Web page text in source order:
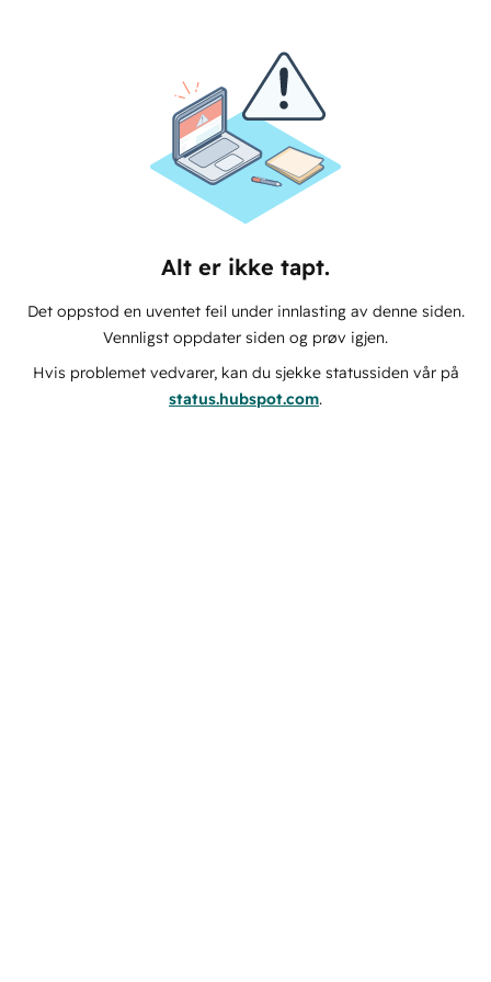
Alt er ikke tapt.
Det oppstod en uventet feil under innlasting av denne siden.
Vennligst oppdater siden og prøv igjen.
Hvis problemet vedvarer, kan du sjekke statussiden vår på
status.hubspot.com.